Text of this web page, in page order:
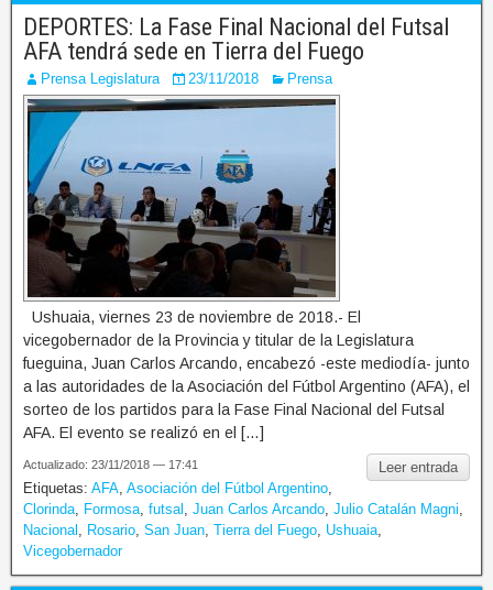
DEPORTES: La Fase Final Nacional del Futsal
AFA tendrá sede en Tierra del Fuego
Prensa Legislatura 23/11/2018 Prensa
Ushuaia, viernes 23 de noviembre de 2018.- El
vicegobernador de la Provincia y titular de la Legislatura
fueguina, Juan Carlos Arcando, encabezó -este mediodía- junto
a las autoridades de la Asociación del Fútbol Argentino (AFA), el
sorteo de los partidos para la Fase Final Nacional del Futsal
AFA. El evento se realizó en el […]
Leer entrada
Actualizado: 23/11/2018 — 17:41
Etiquetas: AFA Asociación del Fútbol Argentino
Clorinda
Formosa futsal Juan Carlos Arcando Julio Catalán Magni
Nacional
Rosario San Juan Tierra del Fuego Ushuaia
Vicegobernador